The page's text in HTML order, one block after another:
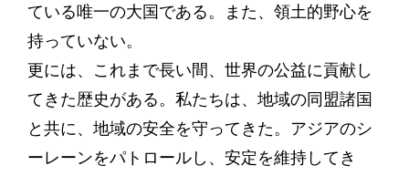
ている唯一の大国である。また、領土的野心を
持っていない。
更には、これまで長い間、世界の公益に貢献し
てきた歴史がある。私たちは、地域の同盟諸国
と共に、地域の安全を守ってきた。アジアのシ
ーレーンをパトロールし、安定を維持してき